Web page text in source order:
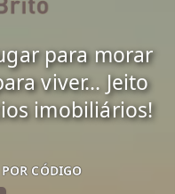
para morar
viver... Jeito
imobiliários!
POR CÓDIGO